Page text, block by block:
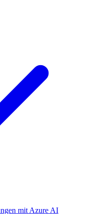
mit Azure AI